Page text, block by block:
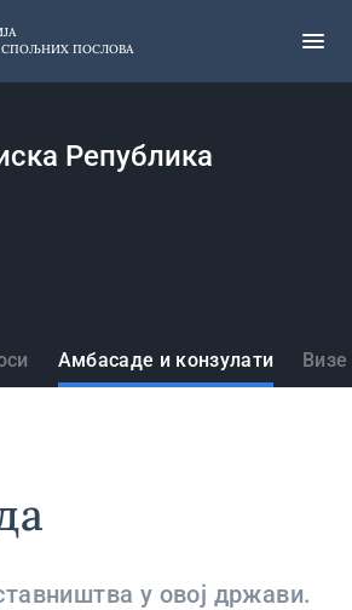
СПОЉНИХ ПОСЛОВА
Република
Амбасаде и конзулати
у овој држави.